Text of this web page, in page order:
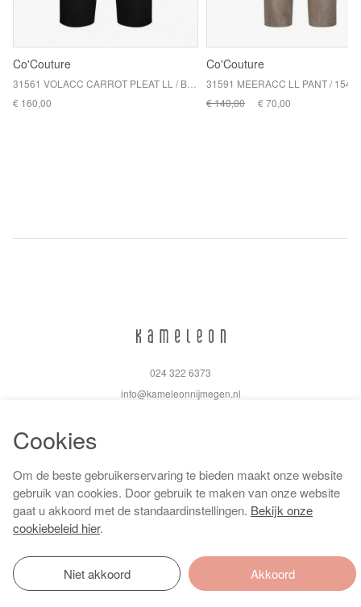
Co'Couture
€ 160,00
Co'Couture
€ 140,00 € 70,00
024 322 6373
info@kameleonnijmegen.nl
Algemene voorwaarden
Privacy policy
Cookiebeleid
Cookies
Om de beste gebruikerservaring te bieden maakt onze website
gebruik van cookies. Door gebruik te maken van onze website
gaat u akkoord met de standaardinstellingen. Bekijk onze
cookiebeleid hier.